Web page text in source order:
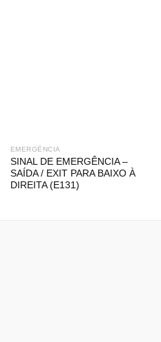
EMERGÊNCIA
SINAL DE EMERGÊNCIA –
SAÍDA / EXIT PARA BAIXO À
DIREITA (E131)